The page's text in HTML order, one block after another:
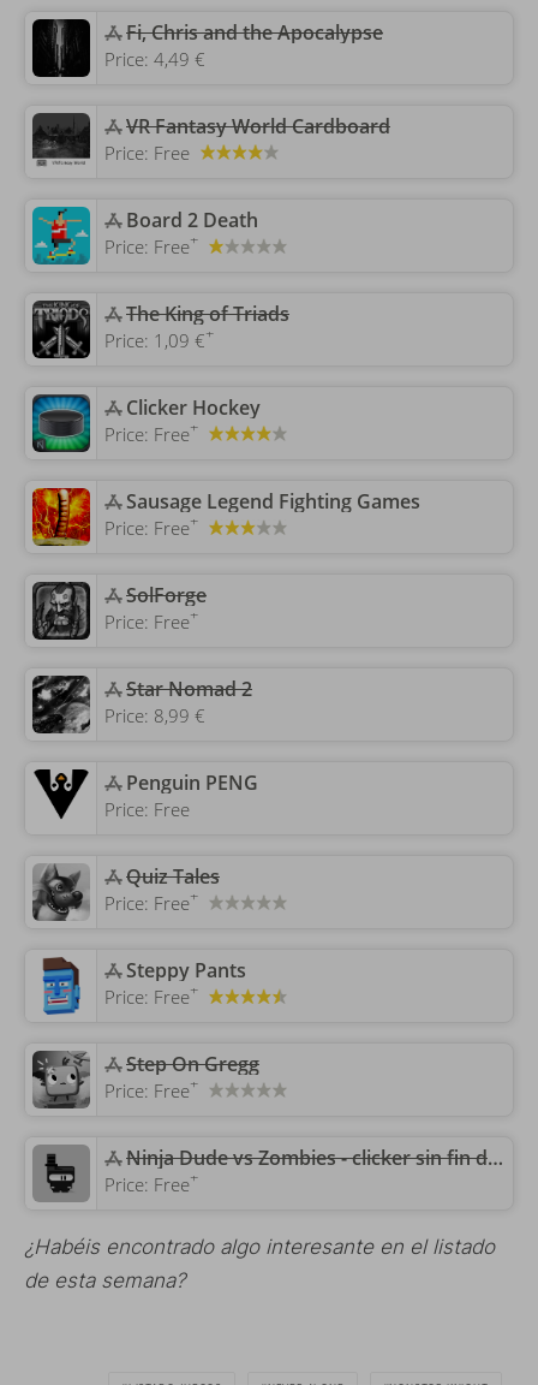
Fi, Chris and the Apocalypse
Price: 4,49 €
‎VR Fantasy World Cardboard
Price: Free
‎Board 2 Death
Price: Free+
The King of Triads
Price: 1,09 €+
‎Clicker Hockey
Price: Free+
‎Sausage Legend Fighting Games
Price: Free+
SolForge
Price: Free+
‎Star Nomad 2
Price: 8,99 €
‎Penguin PENG
Price: Free
Quiz Tales
Price: Free+
‎Steppy Pants
Price: Free+
Step On Gregg
Price: Free+
‎Ninja Dude vs Zombies - clicker sin fin de matar zombis
Price: Free+
¿Habéis encontrado algo interesante en el listado
de esta semana?